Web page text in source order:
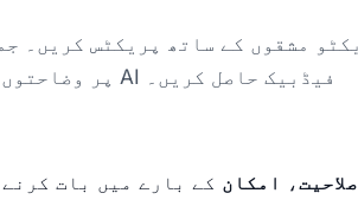
آواز سے کہیں، اور iOS اور Android پر وضاحتوں کے ساتھ AI فیڈبیک حاصل کریں۔
صلاحیت، امکان کے بارے میں بات